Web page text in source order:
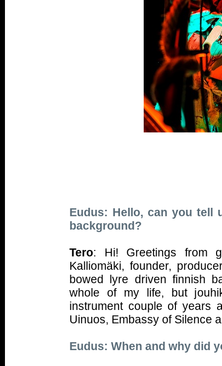
Eudus: Hello, can you tell
background?
Tero: Hi! Greetings from
Kalliomäki, founder,
bowed lyre driven finnish
whole of my life, but
instrument couple of years
Uinuos, Embassy of Silence
Eudus: When and why did